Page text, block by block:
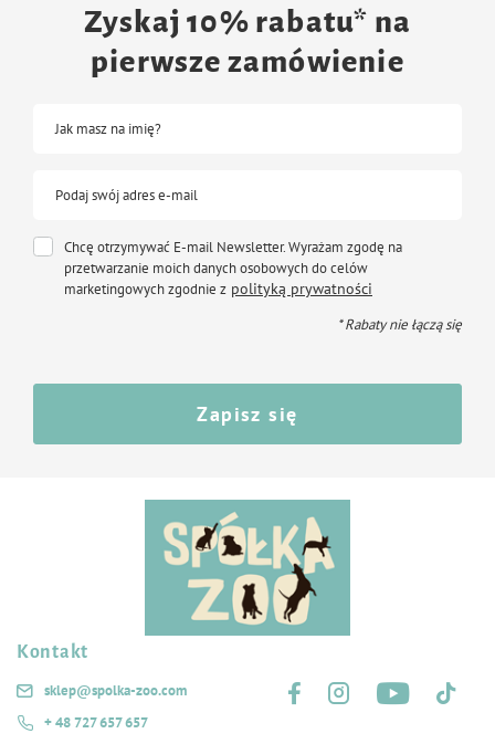
Zyskaj 10% rabatu* na
pierwsze zamówienie
Jak masz na imię?
Podaj swój adres e-mail
Chcę otrzymywać E-mail Newsletter. Wyrażam zgodę na
przetwarzanie moich danych osobowych do celów
marketingowych zgodnie z polityką prywatności
* Rabaty nie łączą się
Zapisz się
Kontakt
sklep@spolka-zoo.com
+ 48 727 657 657